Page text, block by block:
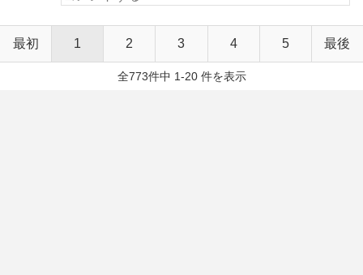
最初 1 2 3 4 5 最後
全773件中 1-20 件を表示